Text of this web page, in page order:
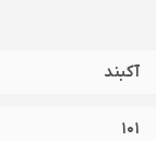
آکبند
101